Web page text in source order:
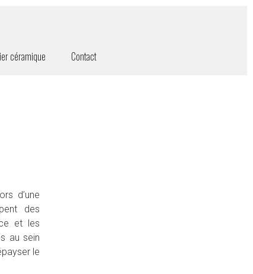
céramique Contact
d’une
des
et les
au sein
le